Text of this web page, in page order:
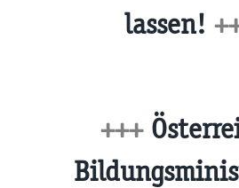
lassen!
+++